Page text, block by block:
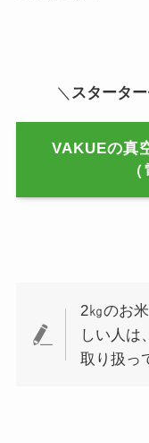
＼ スタータ
VAKUEの真
2㎏のお
しい人は
取り扱っ